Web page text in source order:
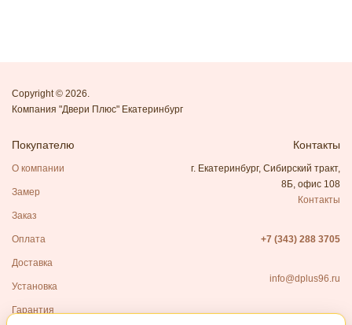
Copyright © 2026.
Компания "Двери Плюс" Екатеринбург
Покупателю
О компании
Замер
Заказ
Оплата
Доставка
Установка
Гарантия
Контакты
г. Екатеринбург, Сибирский тракт,
8Б, офис 108
Контакты
+7 (343) 288 3705
info@dplus96.ru